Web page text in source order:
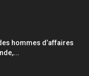
hommes d’affaires